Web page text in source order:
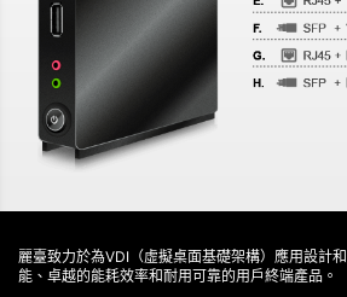
麗臺致力於為VDI（虛擬桌面基礎架構）應用設計
能、卓越的能耗效率和耐用可靠的用戶終端產品。